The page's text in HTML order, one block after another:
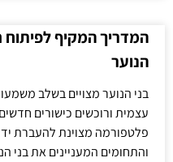
המדריך המקיף לפיתוח
הנוער
בני הנוער מצויים בשלב
עצמית ורוכשים כישורים
פלטפורמה מצוינת להעברת
והתחומים המעניינים את בני